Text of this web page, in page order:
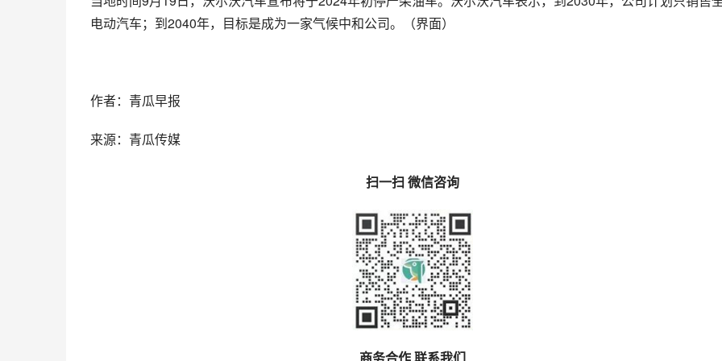
电动汽车；到2040年，目标是成为一家气候中和公司。（界面）
作者：青瓜早报
来源：青瓜传媒
扫一扫 微信咨询